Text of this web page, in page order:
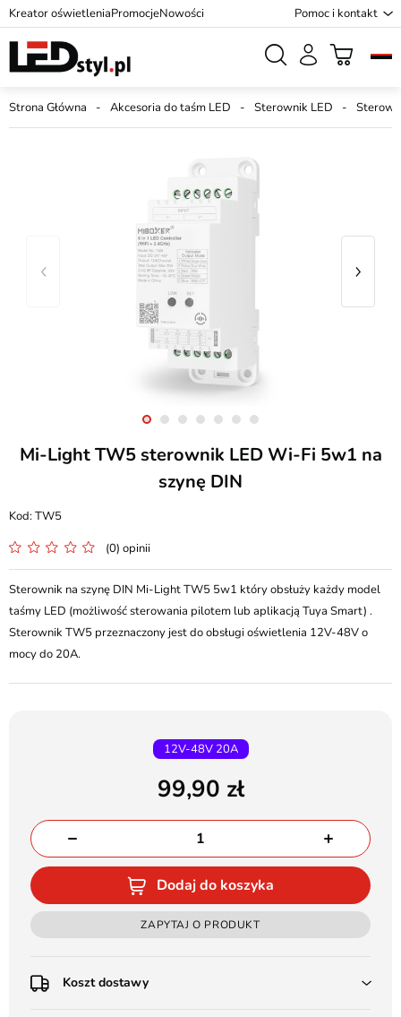
Kreator oświetleniaPromocjeNowości Pomoc i kontakt
Strona Główna Akcesoria do taśm LED Sterownik LED
Mi-Light TW5 sterownik LED Wi-Fi 5w1 na
szynę DIN
TW5
(0) opinii
Sterownik na szynę DIN Mi-Light TW5 5w1 który obsłuży każdy model
taśmy LED (możliwość sterowania pilotem lub aplikacją Tuya Smart) .
Sterownik TW5 przeznaczony jest do obsługi oświetlenia 12V-48V o
mocy do 20A.
12V-48V 20A
99,90
Dodaj do koszyka
ZAPYTAJ O PRODUKT
Koszt dostawy